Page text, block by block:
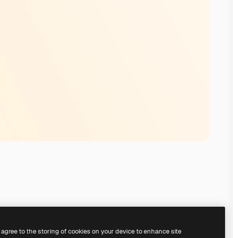
to the storing of cookies on your device to enhance site